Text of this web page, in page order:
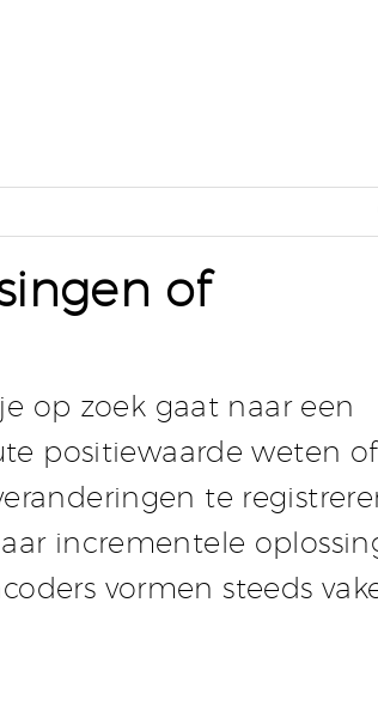
of
op zoek gaat naar een
positiewaarde weten of
te
incrementele
vormen steeds